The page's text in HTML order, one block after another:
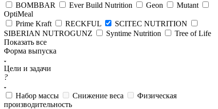
BOMBBAR Ever Build Nutrition Geon
Mutant
OptiMeal
Prime Kraft
RECKFUL
SCITEC NUTRITION
SIBERIAN NUTROGUNZ
Syntime Nutrition
Tree of Life
Показать все
Форма выпуска
Цели и задачи
?
Набор массы Снижение веса
Физическая
производительность